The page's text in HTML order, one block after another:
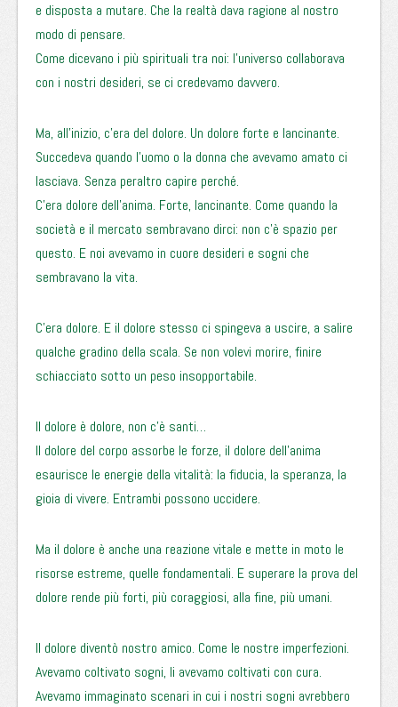
e disposta a mutare. Che la realtà dava ragione al nostro
modo di pensare.
Come dicevano i più spirituali tra noi: l’universo collaborava
con i nostri desideri, se ci credevamo davvero.
Ma, all’inizio, c’era del dolore. Un dolore forte e lancinante.
Succedeva quando l’uomo o la donna che avevamo amato ci
lasciava. Senza peraltro capire perché.
C’era dolore dell’anima. Forte, lancinante. Come quando la
società e il mercato sembravano dirci: non c’è spazio per
questo. E noi avevamo in cuore desideri e sogni che
sembravano la vita.
C’era dolore. E il dolore stesso ci spingeva a uscire, a salire
qualche gradino della scala. Se non volevi morire, finire
schiacciato sotto un peso insopportabile.
Il dolore è dolore, non c’è santi…
Il dolore del corpo assorbe le forze, il dolore dell’anima
esaurisce le energie della vitalità: la fiducia, la speranza, la
gioia di vivere. Entrambi possono uccidere.
Ma il dolore è anche una reazione vitale e mette in moto le
risorse estreme, quelle fondamentali. E superare la prova del
dolore rende più forti, più coraggiosi, alla fine, più umani.
Il dolore diventò nostro amico. Come le nostre imperfezioni.
Avevamo coltivato sogni, li avevamo coltivati con cura.
Avevamo immaginato scenari in cui i nostri sogni avrebbero